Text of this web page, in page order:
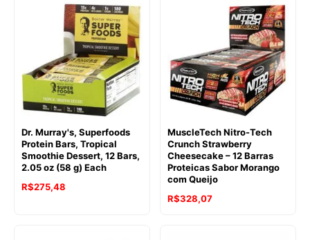
Dr. Murray's, Superfoods
Protein Bars, Tropical
Smoothie Dessert, 12 Bars,
2.05 oz (58 g) Each
R$275,48
MuscleTech Nitro-Tech
Crunch Strawberry
Cheesecake – 12 Barras
Proteicas Sabor Morango
com Queijo
R$328,07